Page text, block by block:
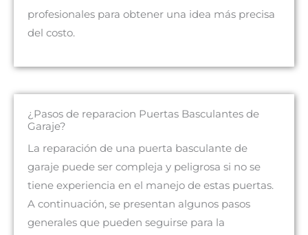
profesionales para obtener una idea más precisa
del costo.
¿Pasos de reparacion Puertas Basculantes de
Garaje?
La reparación de una puerta basculante de
garaje puede ser compleja y peligrosa si no se
tiene experiencia en el manejo de estas puertas.
A continuación, se presentan algunos pasos
generales que pueden seguirse para la